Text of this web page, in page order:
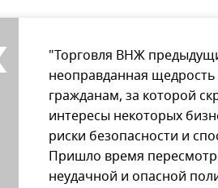
"Торговля ВНЖ
неоправданная
гражданам, за которой
интересы некоторых
риски безопасности и
Пришло время
неудачной и опасной